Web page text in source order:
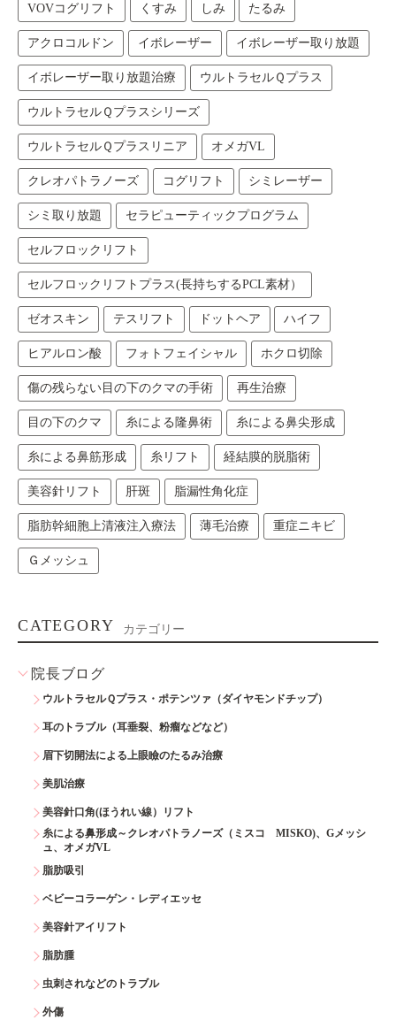
VOVコグリフト くすみ しみ たるみ
アクロコルドン イボレーザー イボレーザー取り放題
イボレーザー取り放題治療 ウルトラセルＱプラス
ウルトラセルＱプラスシリーズ
ウルトラセルＱプラスリニア オメガVL
クレオパトラノーズ コグリフト シミレーザー
シミ取り放題 セラピューティックプログラム
セルフロックリフト
セルフロックリフトプラス(長持ちするPCL素材）
ゼオスキン テスリフト ドットヘア ハイフ
ヒアルロン酸 フォトフェイシャル ホクロ切除
傷の残らない目の下のクマの手術 再生治療
目の下のクマ 糸による隆鼻術 糸による鼻尖形成
糸による鼻筋形成 糸リフト 経結膜的脱脂術
美容針リフト 肝斑 脂漏性角化症
脂肪幹細胞上清液注入療法 薄毛治療 重症ニキビ
Ｇメッシュ
CATEGORY カテゴリー
院長ブログ
ウルトラセルＱプラス・ポテンツァ（ダイヤモンドチップ）
耳のトラブル（耳垂裂、粉瘤などなど）
眉下切開法による上眼瞼のたるみ治療
美肌治療
美容針口角(ほうれい線）リフト
糸による鼻形成～クレオパトラノーズ（ミスコ MISKO)、Gメッシ
ュ、オメガVL
脂肪吸引
ベビーコラーゲン・レディエッセ
美容針アイリフト
脂肪腫
虫刺されなどのトラブル
外傷